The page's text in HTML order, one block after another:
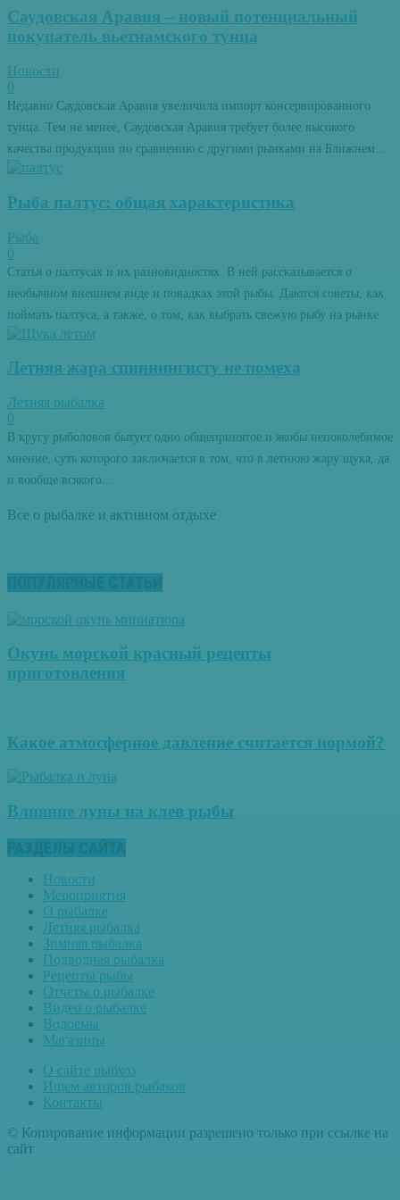
Саудовская Аравия – новый потенциальный
покупатель вьетнамского тунца
Новости
0
Недавно Саудовская Аравия увеличила импорт консервированного
тунца. Тем не менее, Саудовская Аравия требует более высокого
качества продукции по сравнению с другими рынками на Ближнем...
Рыба палтус: общая характеристика
Рыба
0
Статья о палтусах и их разновидностях. В ней рассказывается о
необычном внешнем виде и повадках этой рыбы. Даются советы, как
поймать палтуса, а также, о том, как выбрать свежую рыбу на рынке.
Летняя жара спиннингисту не помеха
Летняя рыбалка
0
В кругу рыболовов бытует одно общепринятое и якобы непоколебимое
мнение, суть которого заключается в том, что в летнюю жару щука, да
и вообще всякого...
Все о рыбалке и активном отдыхе
ПОПУЛЯРНЫЕ СТАТЬИ
Окунь морской красный рецепты
приготовления
Какое атмосферное давление считается нормой?
Влияние луны на клев рыбы
РАЗДЕЛЫ САЙТА
Новости
Мероприятия
О рыбалке
Летняя рыбалка
Зимняя рыбалка
Подводная рыбалка
Рецепты рыбы
Отчеты о рыбалке
Видео о рыбалке
Водоемы
Магазины
О сайте рыбхоз
Ищем авторов рыбаков
Контакты
© Копирование информации разрешено только при ссылке на
сайт